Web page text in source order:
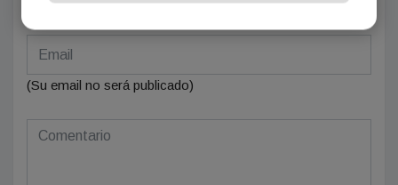
(Su email no será publicado)